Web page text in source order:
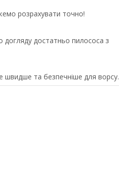
розрахувати точно!
достатньо пилососа з
швидше та безпечніше для ворсу.